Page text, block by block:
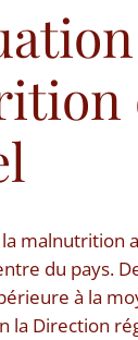
malnutrition
du pays.
à la
la Direction